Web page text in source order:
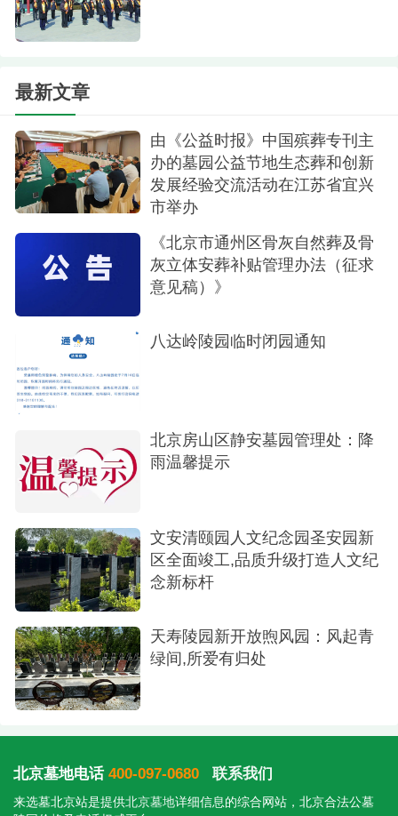
最新文章
由《公益时报》中国殡葬专刊主
办的墓园公益节地生态葬和创新
发展经验交流活动在江苏省宜兴
市举办
《北京市通州区骨灰自然葬及骨
灰立体安葬补贴管理办法（征求
意见稿）》
八达岭陵园临时闭园通知
北京房山区静安墓园管理处：降
雨温馨提示
文安清颐园人文纪念园圣安园新
区全面竣工,品质升级打造人文纪
念新标杆
天寿陵园新开放煦风园：风起青
绿间,所爱有归处
北京墓地电话 400-097-0680 联系我们
来选墓北京站是提供北京墓地详细信息的综合网站，北京合法公墓